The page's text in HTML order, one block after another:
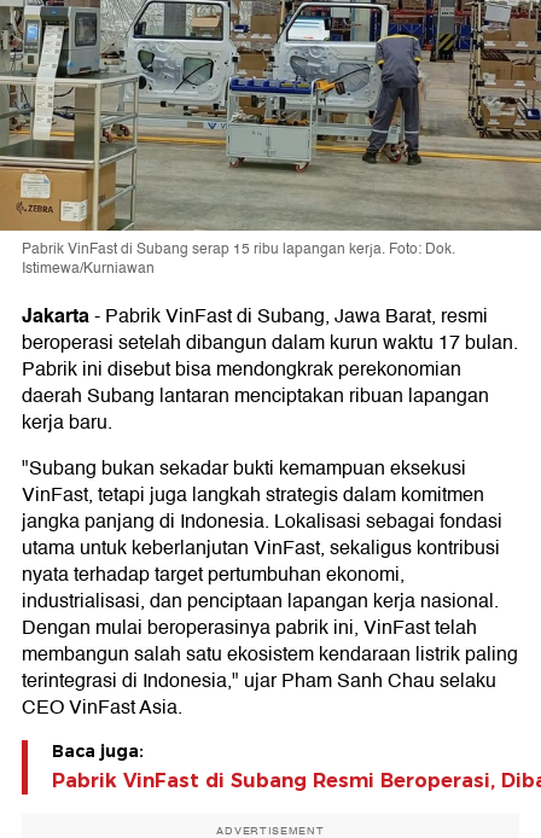
Pabrik VinFast di Subang serap 15 ribu lapangan kerja. Foto: Dok.
Istimewa/Kurniawan
Jakarta-Pabrik VinFast di Subang, Jawa Barat, resmi
beroperasi setelah dibangun dalam kurun waktu 17 bulan.
Pabrik ini disebut bisa mendongkrak perekonomian
daerah Subang lantaran menciptakan ribuan lapangan
kerja baru.
"Subang bukan sekadar bukti kemampuan eksekusi
VinFast, tetapi juga langkah strategis dalam komitmen
jangka panjang di Indonesia. Lokalisasi sebagai fondasi
utama untuk keberlanjutan VinFast, sekaligus kontribusi
nyata terhadap target pertumbuhan ekonomi,
industrialisasi, dan penciptaan lapangan kerja nasional.
Dengan mulai beroperasinya pabrik ini, VinFast telah
membangun salah satu ekosistem kendaraan listrik paling
terintegrasi di Indonesia," ujar Pham Sanh Chau selaku
CEO VinFast Asia.
Baca juga:
Pabrik VinFast di Subang Resmi Beroperasi,
ADVERTISEMENT